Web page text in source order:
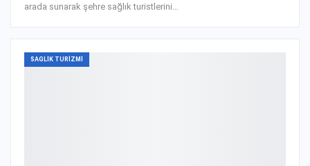
arada sunarak şehre sağlık turistlerini…
SAGLIK TURIZMI